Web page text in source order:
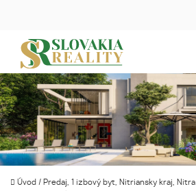
Úvod / Predaj, 1 izbový byt, Nitriansky kraj, Nitra